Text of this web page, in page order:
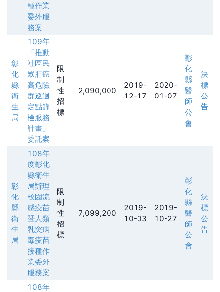
種作業
委外服
務案
彰
化
縣
衛
生
局
109年
「推動
社區民
眾肝癌
高危險
群巡迴
定點篩
檢服務
計畫」
委託案
限
制
性
招
標
2,090,000
2019-
12-17
2020-
01-07
彰
化
縣
醫
師
公
會
決
標
公
告
彰
化
縣
衛
生
局
108年
度彰化
縣衛生
局辦理
校園流
感疫苗
暨人類
乳突病
毒疫苗
接種作
業委外
服務案
限
制
性
招
標
7,099,200
2019-
10-03
2019-
10-27
彰
化
縣
醫
師
公
會
決
標
公
告
108年